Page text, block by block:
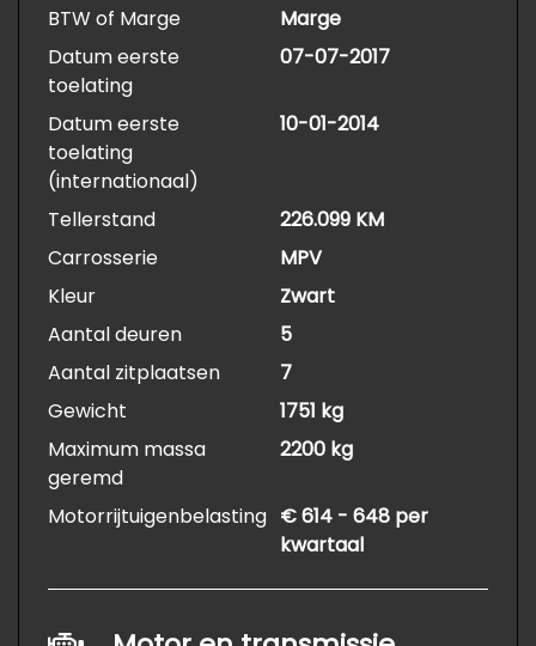
BTW of Marge
Marge
Datum eerste
toelating
07-07-2017
Datum eerste
toelating
(internationaal)
10-01-2014
Tellerstand
226.099 KM
Carrosserie
MPV
Kleur
Zwart
Aantal deuren
5
Aantal zitplaatsen
7
Gewicht
1751 kg
Maximum massa
geremd
2200 kg
Motorrijtuigenbelasting € 614 - 648 per
kwartaal